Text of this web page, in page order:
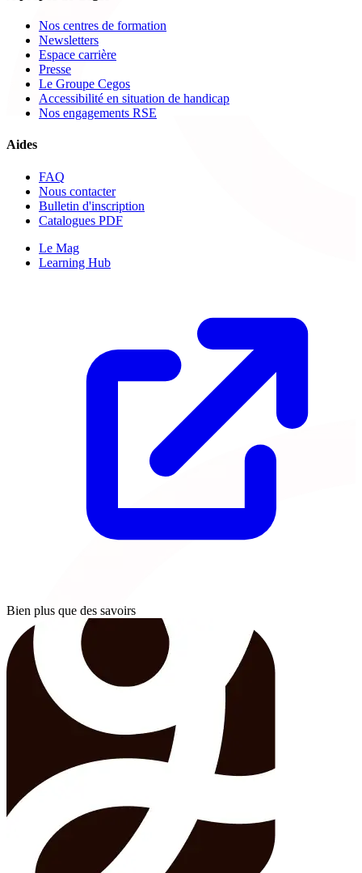
Nos centres de formation
Newsletters
Espace carrière
Presse
Le Groupe Cegos
Accessibilité en situation de handicap
Nos engagements RSE
Aides
FAQ
Nous contacter
Bulletin d'inscription
Catalogues PDF
Le Mag
Learning Hub
Bien plus que des savoirs